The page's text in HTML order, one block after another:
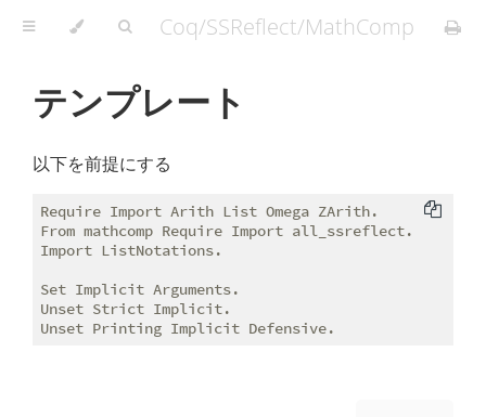
Coq/SSReflect/MathComp
テンプレート
以下を前提にする
Require Import Arith List Omega ZArith.
From mathcomp Require Import all_ssreflect.
Import ListNotations.
Set Implicit Arguments.
Unset Strict Implicit.